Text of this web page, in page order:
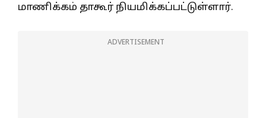
மாணிக்கம் தாகூர் நியமிக்கப்பட்டுள்ளார்.
ADVERTISEMENT